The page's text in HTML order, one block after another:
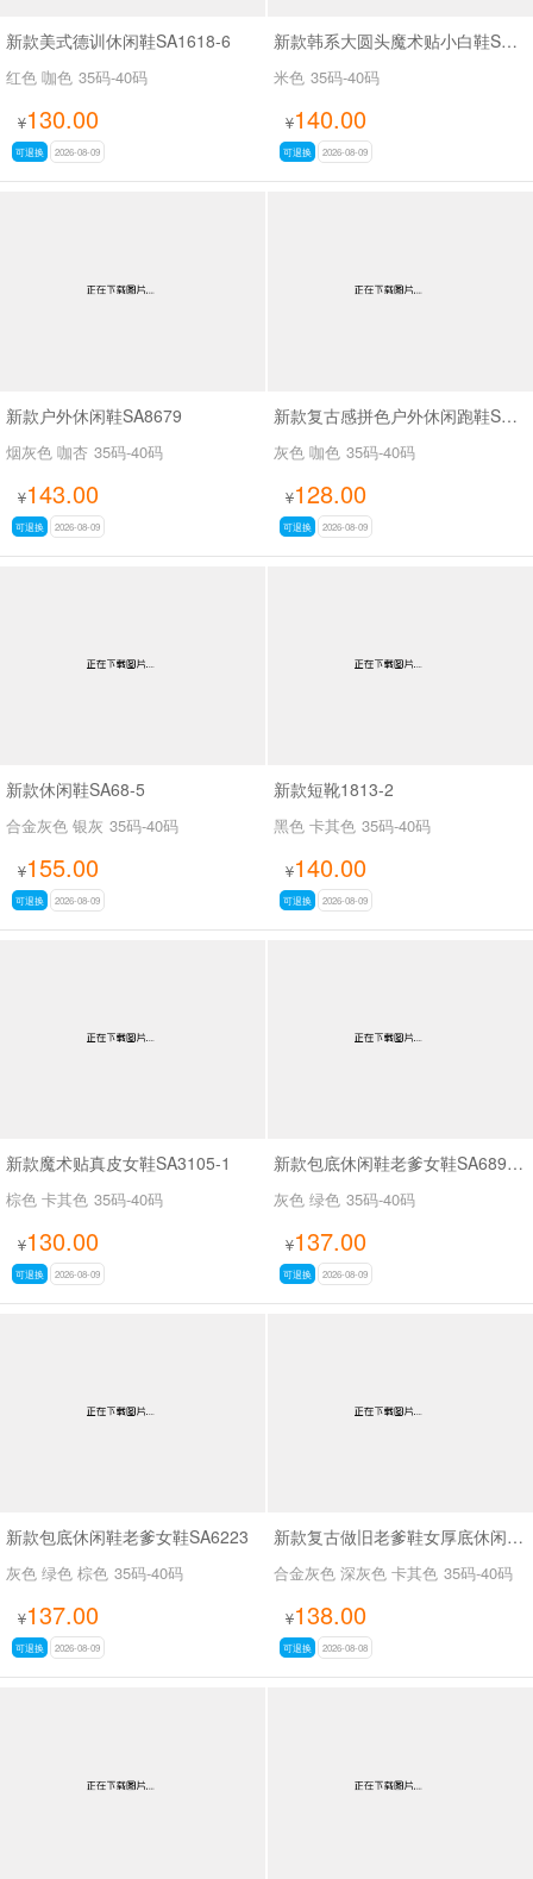
新款美式德训休闲鞋SA1618-6
红色 咖色 35码-40码
¥130.00
可退换 2026-08-09
新款韩系大圆头魔术贴小白鞋SAK2616A
米色 35码-40码
¥140.00
可退换 2026-08-09
新款户外休闲鞋SA8679
烟灰色 咖杏 35码-40码
¥143.00
可退换 2026-08-09
新款复古感拼色户外休闲跑鞋SA356-6
灰色 咖色 35码-40码
¥128.00
可退换 2026-08-09
新款休闲鞋SA68-5
合金灰色 银灰 35码-40码
¥155.00
可退换 2026-08-09
新款短靴1813-2
黑色 卡其色 35码-40码
¥140.00
可退换 2026-08-09
新款魔术贴真皮女鞋SA3105-1
棕色 卡其色 35码-40码
¥130.00
可退换 2026-08-09
新款包底休闲鞋老爹女鞋SA689-13
灰色 绿色 35码-40码
¥137.00
可退换 2026-08-09
新款包底休闲鞋老爹女鞋SA6223
灰色 绿色 棕色 35码-40码
¥137.00
可退换 2026-08-09
新款复古做旧老爹鞋女厚底休闲运动鞋SA2680
合金灰色 深灰色 卡其色 35码-40码
¥138.00
可退换 2026-08-08